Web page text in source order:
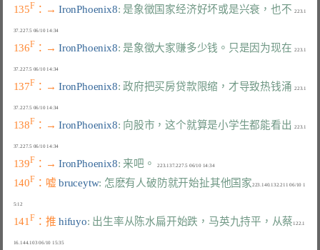
135F ：→ IronPhoenix8: 是象徵国家经济好坏或是兴衰，也不
  223.1
136F ：→ IronPhoenix8: 是象徵大家赚多少钱。只是因为现在
  223.1
137F ：→ IronPhoenix8: 政府把买房贷款限缩，才导致热钱涌
  223.1
138F ：→ IronPhoenix8: 向股市，这个就算是小学生都能看出
  223.1
139F ：→ IronPhoenix8: 来吧。
  223.137.227.5 06/10 14:34
140F ：嘘 bruceytw: 怎麽有人破防就开始扯其他国家223.140.132.211 06/10 1
141 F ：推 hifuyo: 出生率从陈水扁开始跌，马英九持平，从蔡 122.1
16.144.103 06/10 15:35